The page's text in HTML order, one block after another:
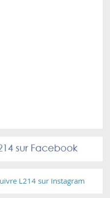
L214 sur Instagram